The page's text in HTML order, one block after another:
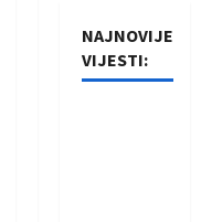
NAJNOVIJE
VIJESTI: